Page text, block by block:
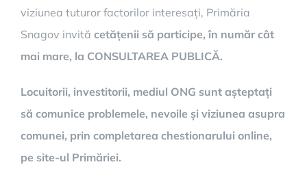
viziunea tuturor factorilor interesați, Primăria
Snagov invită cetățenii să participe, în număr cât
mai mare, la CONSULTAREA PUBLICĂ.
Locuitorii, investitorii, mediul ONG sunt așteptați
să comunice problemele, nevoile și viziunea asupra
comunei, prin completarea chestionarului online,
pe site-ul Primăriei.